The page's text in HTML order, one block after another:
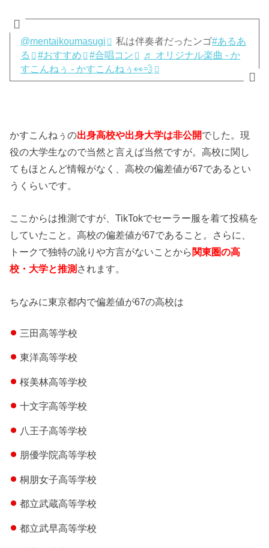
@mentaikoumasugi 私は伴奏者だったンゴ#あるあ
る
#おすすめ #合唱コン
♬ オリジナル楽曲 - か
すこんねぅ - かすこんねぅ👀💨
かすこんねぅの出身高校や出身大学は非公開でした。現
役の大学生なので当然と言えば当然ですが。高校に関し
てもほとんど情報がなく、高校の偏差値が67であるとい
うくらいです。
ここからは推測ですが、TikTokでセーラー服を着て投稿を
していたこと。高校の偏差値が67であること。さらに、
トークで独特の訛りや方言がないことから 関東圏の高
校・大学と推測 されます。
ちなみに東京都内で偏差値が67の高校は
三田高等学校
東洋高等学校
桜美林高等学校
十文字高等学校
八王子高等学校
朋優学院高等学校
桐朋女子高等学校
都立武蔵高等学校
都立武早高等学校